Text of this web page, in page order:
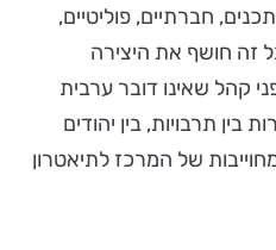
חברתיים, פוליטיים,
זה חושף את היצירה
קהל שאינו דובר ערבית
בין תרבויות, בין יהודים
של המרכז לתיאטרון